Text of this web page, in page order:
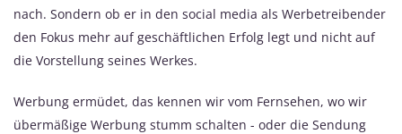
nach. Sondern ob er in den social media als Werbetreibender
den Fokus mehr auf geschäftlichen Erfolg legt und nicht auf
die Vorstellung seines Werkes.
Werbung ermüdet, das kennen wir vom Fernsehen, wo wir
übermäßige Werbung stumm schalten - oder die Sendung